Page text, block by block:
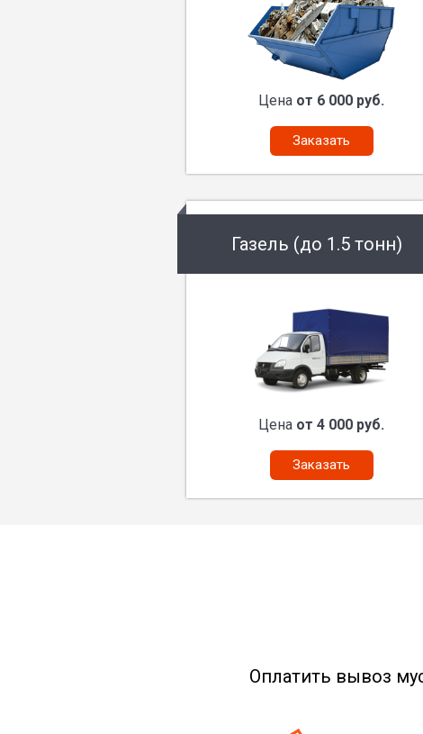
Цена от 6 000 руб.
Заказать
Газель (до 1.5 тонн)
Цена от 4 000 руб.
Заказать
Оплатить вывоз